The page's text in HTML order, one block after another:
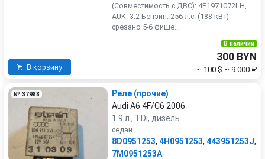
(Совместимость с ДВС): 4F1971072LH,
AUK. 3.2 Бензин. 256 л.с. (188 кВт).
срезано 5-6 фише...
В корзину
В наличии
300 BYN
~ 100 $ ~ 9 000 ₽
№ 37988
Реле (прочие)
Audi A6 4F/C6 2006
1.9 л., TDi, дизель
седан
8D0951253, 4H0951253, 443951253J,
7M0951253A